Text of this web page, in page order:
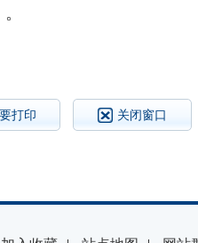
打印 关闭窗口